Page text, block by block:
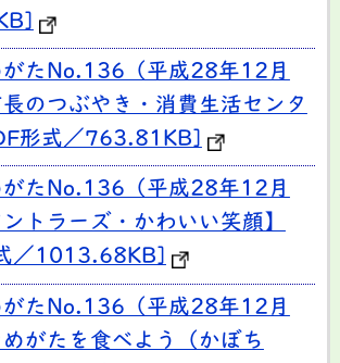
がたNo.136（平成28年12月
のつぶやき・消費生活センタ
形式／763.81KB]
がたNo.136（平成28年12月
トラーズ・かわいい笑顔】
／1013.68KB]
がたNo.136（平成28年12月
がたを食べよう（かぼち